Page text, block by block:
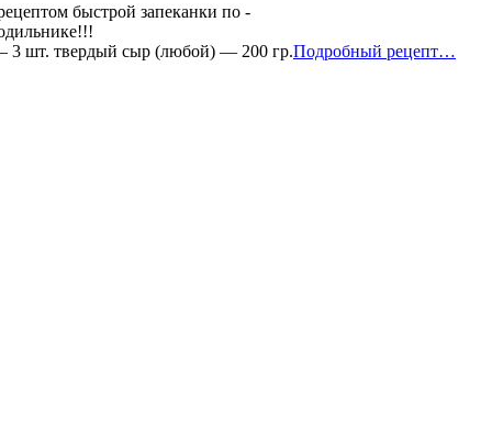
быстрой запеканки по -
3 шт. твердый сыр (любой) — 200 гр.Подробный рецепт…